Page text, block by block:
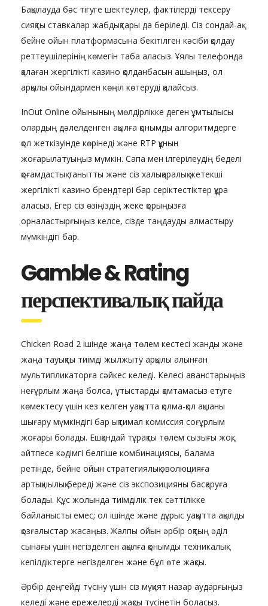
Бақылауда бәс тігуге шектеулер, фактілерді тексеру
сияқты ставкалар жабдықтары да беріледі. Сіз сондай-ақ
бейне ойын платформасына бекітілген кәсіби қолдау
реттеушілерінің көмегін таба аласыз. Ұялы телефонда
қалаған жергілікті казино қолданбасын ашыңыз, ол
арқылы ойындармен көңіл көтеруді қалайсыз.
InOut Online ойынының мөлдірлікке деген ұмтылысы
олардың дәлелденген ақылға қонымды алгоритмдерге
қол жеткізуінде көрінеді және RTP құнын
жоғарылатуыңыз мүмкін. Сапа мен ілгерілеудің беделі
қоғамдастық танытты және сіз халықаралық жетекші
жергілікті казино брендтері бар серіктестіктер құра
аласыз. Егер сіз өзіңіздің жеке қорыңызға
орналастырғыңыз келсе, сізде таңдауды алмастыру
мүмкіндігі бар.
Gamble & Rating
перспективалық пайда
Chicken Road 2 ішінде жаңа төлем кестесі жанды және
жаңа тауықты тиімді жылжыту арқылы алынған
мультипликаторға сәйкес келеді. Келесі аванстарыңыз
неғұрлым жаңа болса, ұтыстарды қамтамасыз етуге
көмектесу үшін кез келген уақытта қолма-қол ақшаны
шығару мүмкіндігі бар ықтимал комиссия соғұрлым
жоғары болады. Ешқандай тұрақты төлем сызығы жоқ,
әйтпесе кәдімгі белгіше комбинациясы, балама
ретінде, бейне ойын стратегиялық эволюцияға
артықшылық береді және сіз экспозицияны басқаруға
болады. Құс жолында тиімділік тек сәттілікке
байланысты емес; ол ішінде және дұрыс уақытта ақылды
қозғалыстар жасаңыз. Жалпы ойын əрбір оқтың əділ
сынағы үшін негізделген ақылға қонымды техникалық
кепілдіктерге негізделген және бұл өте жақсы.
Әрбір деңгейді түсіну үшін сіз мұқият назар аударғыңыз
келеді және ережелерді жақсы түсінетін боласыз.